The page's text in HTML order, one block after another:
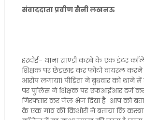
संवाददाता प्रवीण सैनी लखनऊ
हरदोई- थाना साण्डी कस्बे के एक इंटर
शिक्षक पर छेड़छाड़ कर फोटो वायरल
आरोप लगाया। पीड़िता ने बुधवार को थाने में
पर पुलिस ने शिक्षक पर एफआईआर दर्ज
गिरफ्तार कर जेल भेज दिया है आप को
के एक गांव की किशोरी ने बताया कि